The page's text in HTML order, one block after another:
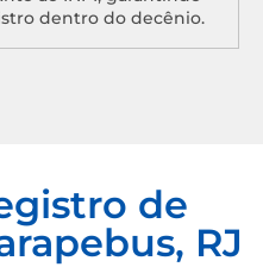
dentro do decênio.
de
RJ